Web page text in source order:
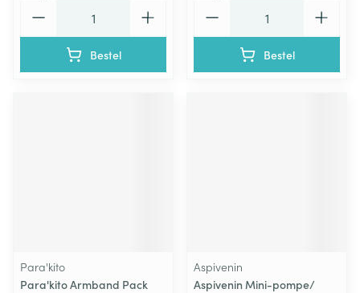
Bestel Bestel
Para'kito
Para'kito Armband Pack
Aspivenin
Aspivenin Mini-pompe/